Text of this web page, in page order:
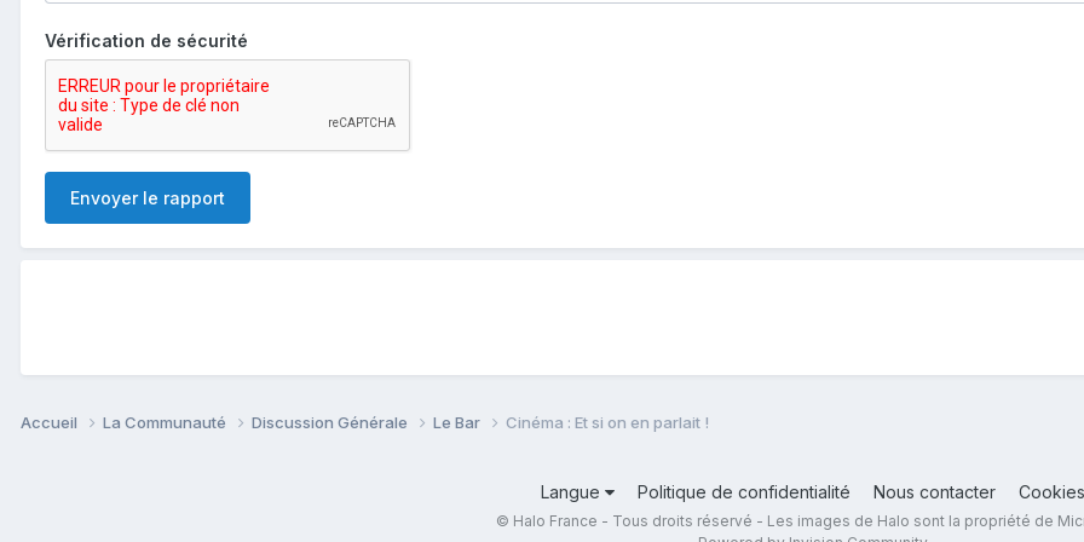
Vérification de sécurité
Envoyer le rapport
Accueil La Communauté Discussion Générale Le Bar Cinéma : Et si on en parlait !
Langue Politique de confidentialité Nous contacter Cookies
© Halo France - Tous droits réservé - Les images de Halo sont la propriété de